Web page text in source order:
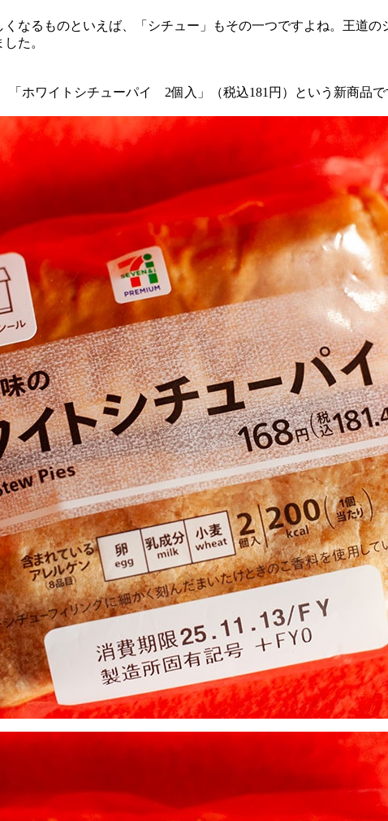
なるものといえば、「シチュー」もその一つですよね。王道
た。
「ホワイトシチューパイ 2個入」（税込181 円）という新商品